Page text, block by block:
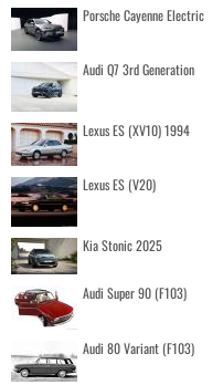
Porsche Cayenne Electric
Audi Q7 3rd Generation
Lexus ES (XV10) 1994
Lexus ES (V20)
Kia Stonic 2025
Audi Super 90 (F103)
Audi 80 Variant (F103)